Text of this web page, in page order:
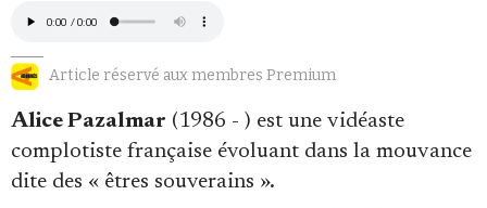
Faire un don
Article réservé aux membres Premium
Alice Pazalmar (1986 - ) est une vidéaste
complotiste française évoluant dans la mouvance
dite des « êtres souverains ».